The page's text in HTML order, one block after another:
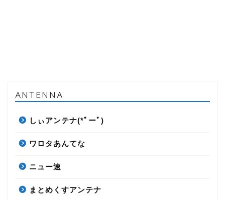
ANTENNA
しぃアンテナ(*ﾟーﾟ)
ワロタあんてな
ニュー速
まとめくすアンテナ